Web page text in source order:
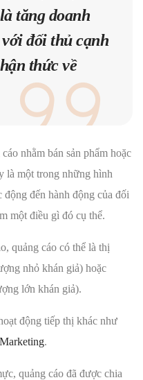
tăng doanh
đối thủ cạnh
thức về
nhằm bán sản phẩm hoặc
là một trong những hình
đến hành động của đối
một điều gì đó cụ thể.
quảng cáo có thể là thị
nhỏ khán giả) hoặc
lớn khán giả).
động tiếp thị khác như
.
quảng cáo đã được chia